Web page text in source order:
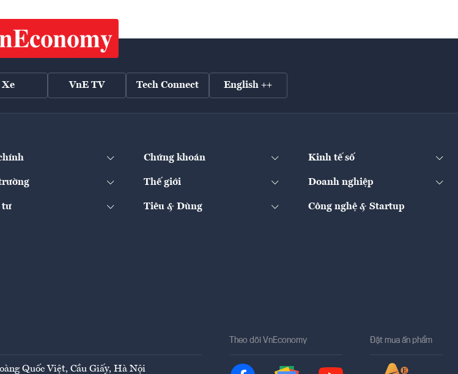
Xe VnE TV Tech Connect English ++
Chứng khoán Kinh tế số
Thế giới Doanh nghiệp
tư Tiêu & Dùng Công nghệ & Startup
Quốc Việt, Cầu Giấy, Hà Nội
Theo dõi VnEconomy Đặt mua ấn phẩm